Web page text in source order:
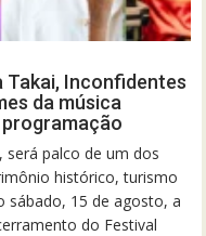
Takai, Inconfidentes
da música
será palco de um dos
histórico, turismo
sábado, 15 de agosto, a
do Festival